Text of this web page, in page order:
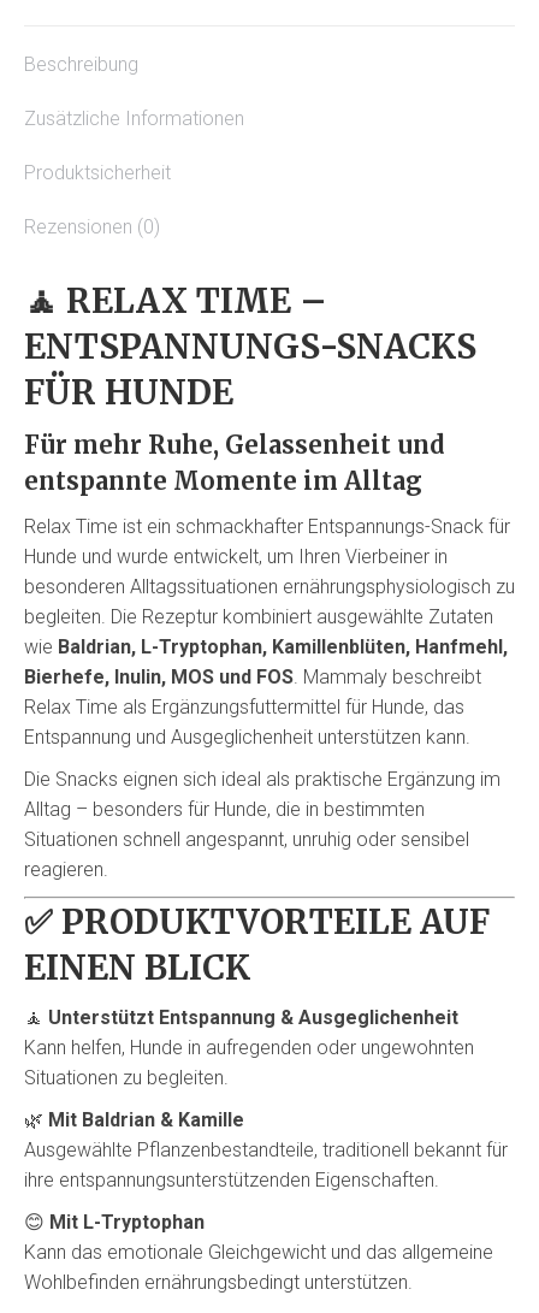
Beschreibung
Zusätzliche Informationen
Produktsicherheit
Rezensionen (0)
🧘 RELAX TIME –
ENTSPANNUNGS-SNACKS
FÜR HUNDE
Für mehr Ruhe, Gelassenheit und
entspannte Momente im Alltag
Relax Time ist ein schmackhafter Entspannungs-Snack für
Hunde und wurde entwickelt, um Ihren Vierbeiner in
besonderen Alltagssituationen ernährungsphysiologisch zu
begleiten. Die Rezeptur kombiniert ausgewählte Zutaten
wie Baldrian, L-Tryptophan, Kamillenblüten, Hanfmehl,
Bierhefe, Inulin, MOS und FOS. Mammaly beschreibt
Relax Time als Ergänzungsfuttermittel für Hunde, das
Entspannung und Ausgeglichenheit unterstützen kann.
Die Snacks eignen sich ideal als praktische Ergänzung im
Alltag – besonders für Hunde, die in bestimmten
Situationen schnell angespannt, unruhig oder sensibel
reagieren.
✅ PRODUKTVORTEILE AUF
EINEN BLICK
🧘 Unterstützt Entspannung & Ausgeglichenheit
Kann helfen, Hunde in aufregenden oder ungewohnten
Situationen zu begleiten.
🌿 Mit Baldrian & Kamille
Ausgewählte Pflanzenbestandteile, traditionell bekannt für
ihre entspannungsunterstützenden Eigenschaften.
😊 Mit L-Tryptophan
Kann das emotionale Gleichgewicht und das allgemeine
Wohlbefinden ernährungsbedingt unterstützen.